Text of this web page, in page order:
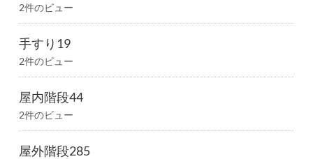
2件のビュー
手すり19
2件のビュー
屋内階段44
2件のビュー
屋外階段285